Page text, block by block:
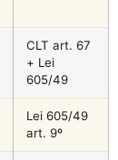
CLT art. 67
+ Lei
605/49
Lei 605/49
art. 9º